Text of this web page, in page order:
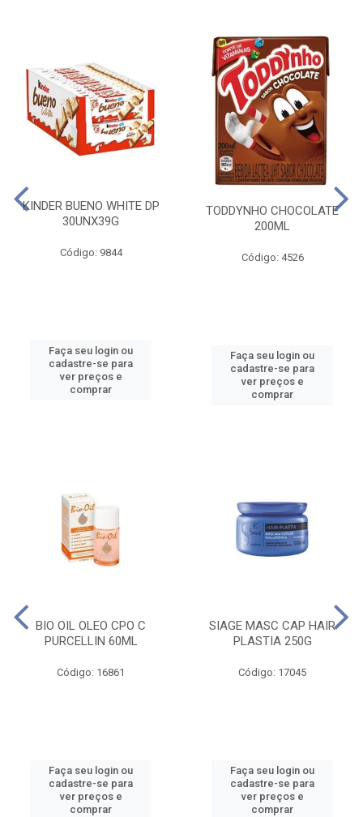
KINDER BUENO WHITE DP
30UNX39G
Código: 9844
Faça seu login ou
cadastre-se para
ver preços e
comprar
TODDYNHO CHOCOLATE
200ML
Código: 4526
Faça seu login ou
cadastre-se para
ver preços e
comprar
BIO OIL OLEO CPO C
PURCELLIN 60ML
Código: 16861
Faça seu login ou
cadastre-se para
ver preços e
comprar
SIAGE MASC CAP HAIR
PLASTIA 250G
Código: 17045
Faça seu login ou
cadastre-se para
ver preços e
comprar